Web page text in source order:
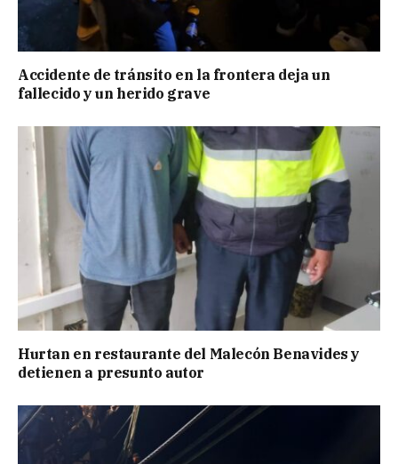
Accidente de tránsito en la frontera deja un
fallecido y un herido grave
Hurtan en restaurante del Malecón Benavides y
detienen a presunto autor